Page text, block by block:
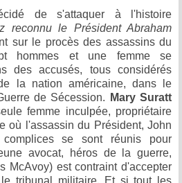
de s'attaquer à l'histoire
reconnu le Président Abraham
sur le procès des assassins du
hommes et une femme se
des accusés, tous considérés
la nation américaine, dans le
de Sécession.
Mary Suratt
femme inculpée, propriétaire
où l'assassin du Président, John
se sont réunis pour
avocat, héros de la guerre,
McAvoy) est contraint d'accepter